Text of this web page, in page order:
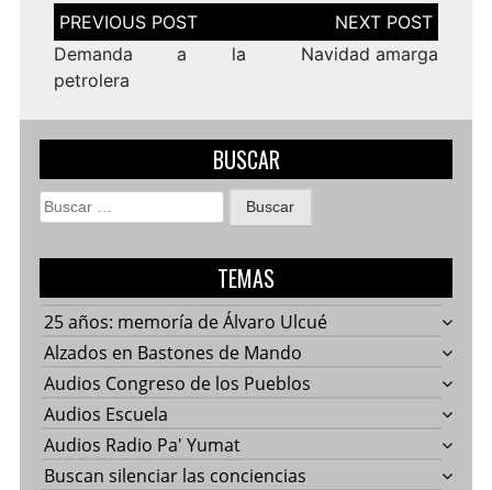
Navegación
de
entradas
Demanda a la
petrolera
Navidad amarga
BUSCAR
Buscar:
TEMAS
25 años: memoría de Álvaro Ulcué
Alzados en Bastones de Mando
Audios Congreso de los Pueblos
Audios Escuela
Audios Radio Pa' Yumat
Buscan silenciar las conciencias